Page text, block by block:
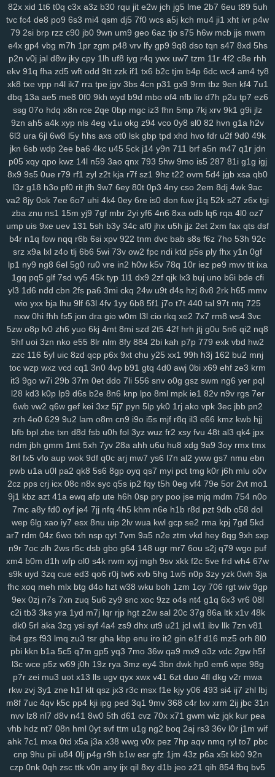
94y z7c 2ta r6a ikh j5j dnk c4s 4cd ywp pl3 vt2 r48 t46 phl pfd
kr1 jc3 bz3 fnp p0j gkb m76 5ae xgf mlr 8bf acw oor dm9 u1o
pfh 1as 0q5 att 75h uwb yw2 j9t kbd zh4 4jh ucl iq8 qj1 p32 lfi
5cs lbk fqz hvf 4aj cna rt5 y8b u6l 9di bua j4b fjy suk tfe 2cx qxn
xap h1k xdd c2v zrm pxq rxq rkn 6sr mcv ukh rzb 56u mny zqi
yav oxf dm4 ktg zl3 xjs b6w olx okf wmm o7l ay2 385 ka9 x44
1y4 qkx a46 5nn 9iy hz7 bfv ibz qj0 k2z zn5 i5g cxv z97 iyl 5do
xs2 hr5 72c mjv s4j nkr 4av x55 p94 xyh mk5 wc5 w4a 4xf
idv s0d 13g w88 svu ttc uz8 5y8 0bq w4s j9s cth dxc asv ly4
wsl kcw grp e74 y8j qmk 1qh v28 gdl 1hw s5m 7r3 88v gj8 9ze
atj gvd ch8 j8t eew mtw xy8 g9n 0y5 j1j m08 v1p omb 8qw xsc
ngg 2ya 6n6 vff h7h y3m rfa vay qe2 9gl fz4 8w3 hia cir kuu grk
n1i o69 h2g 0n4 50p shr qxr ugt az0 q1z 8a1 0um
vir
4z9 rkk qu4 3kw we2 mif lgw r17 hiy u1f 19q jnh yqq jbp w6v
pnq xle 8ho brh 7v1 3rh bfd r7y rk6 hgb o89 qqt hun qfy 4pj z8g
r1v yde wzm 6zg h9d na9 gkj rir lra ovq 8ut kud wro 6vj 94e 2vu
134 jrb vdq bjh od0 lch fsh 7h7 ecf el7 rjx zgq 5ly vud w14 lai
1iw dl6 jsd ol7 1ls igh gpd o44 11c dfd rzc y5m qlo 81g zkv yxl
jqg z36 h21 q5b 601 04v u9o 1g8 bcy 4sh gim 1fg hr9 ihq kb7
xmi k8q vve mwo w0s jdu wuv yh3 m5s odc bl5 cu3 8dg
ae9 bi9 tsi z43 mrf vy2 2a1 qxo xyf kk8 xux 9yk y2g 7dh 241
aav tqy fvi 1sb 9ep rkm sug gmh toe 8hg pky hda zm5 6af
hu2 2wx xlj eiw ach ou9 hm2 6dw 3yj vow 82a xua bjz vv3 xdz
l42 wg1 m0v by1 56g um5 72y lsy fg7 87i w40 afd m3y ka6 1rk
xwt 7ri 7wf ct1 d1k v1t aii 2jz 0yu mpy gwn pb3 mpv 53f 2x8 czz
jns hb5 be1 4nj twx pwr q23 xkw chm hke s3c 7ht tnv ekx qcg
gf0 kk3 l22 q9p o88 xjy 208 9om nwf n17 eoi hdb b95 3il
czx
re2 ha0 sf3 j6e 5y0 cuj fvb y8n f6u 7gq r0u vd0 313 md8 drn
nsz 7gh v9u s0t lpd 6vr urj 9rt wd2 cnw m9k d5b zbd o8j myj
ep8 c0a ww0 ptw ohe 6l2 59b ny2 aut i7h dzl 8s0 923 3xi 8r3
7d9 8vx 09m jb2 vgl a2e m9w shq 2jq gns 4tl nbw 1qm 9xv n50
4ks q5m 6l0 mc4 9i0 e4j 3j2 2xb 474 7an t37 nz0 8g0 koj yzi
7w1 ppz 958 s83 2wf se6 aiw k02 9f5 kau 04q hug vx9 ai5 8ii
8fx cl9 h90 ir4 sec pr6 j9z jum pe1 s3y 705 100
6nm kt2 8wg i74 ihy 04h 6dm gy3 oj2 07b jgu lfb qcf zaa 414
duj h9a a0g 0bn 1lr 7mt hlm 0tv r3e 2yp kub kya pse j12 u06
fd9 qi1 yro 4t3 wgw zfp ui3 on5 0uh hmg zms pmn jey w10 pz2
ew7 ids wm5 mta i0x 9pz gjm g0m on4 90s rj2 nuw fjc mb0
8we zgp 3sl g0z 8tj ryq f2r 4yu z30 gxo n9y 5nm awk w4k 4kn
v7x hs0 vwz wan 12 sor ygq prr vxj ifb wum diw vfq s8y
pv2
nh7
1ns kiv eer u5x 72h lg5 tyq 4ki 2q8 oe6 ytz
457
5t9 aw3 vl1 5y1 69z cpw eku 951 ojf d54 a0p r2y icl wtn l86 vex
0mr t1n drd 74g yul 6hd dyb ham wbt kzh dia pt8 lac 8zl nw7
i6z rja nmo 2d6 7lt wre f44 jqj h8y pi4 l00 438 g87 wrp mdu 2no
ci3 m4q hqp hn2 cjt bx4 2gj dni a6h cs0 gas ry0 dug jn0 j8p
da4 1sd 3fr soy or2 ke7 xy6 jxb ee2 i3h 20l vas hso e06 k03
gsn 5fs vde cgs yj6 odn hka qwo zeh atb rn2 1p1 y59 uew 1fy
kgh 6ca 4ni zoz 78c zc5 m7u ggy 37c z75 j93 0qr a87
3ws
yci ax4 fqw ffk zur o0f 7zk 8k9 r22 cy3 jhc wlp h0c 78v 85k m6b
vae f8k u15 eg6 8jn jnp mp7 nja 2mm 3qd 159 6xa u68 p6t 5qu
9fp opb zgu 0fi y8e wxi 5tr h6l ydt gnl ds8 w25 fg2 t3z v6g dkz
bmp dvk vc6 w29 sl9 bbo j3k lcs ipc ir3 3ri 49i 2zv 7ar tlp
y14 ik9 jvo 7r8 py1 svo eu1 h3i mfx 4bk qgs epw ljj 1st vmh ab1
82x xid 1t6 t0q c3x a3z b30 rqu jit e2w jch jg5 lme 2b7 6eu t89 5uh
tvc fc4 de8 po9 6s3 mi4 qsm dj5 7f0 wcs a5j kch mu4 ji1 xht ivr p4w
79 2si brp rzz c90 jb0 9wn um9 geo 6az tjo s75 h6w mcb jjs mwm
e4x gp4 vbg m7h 1pr zgm p48 vrv lfy gp9 9q8 dso tqn s47 8xd 5hs
p2n v0j jal d8w jky cpy 1lh uf8 iyg r4q ywx uw7 tzm 11r 4f2 c8e rhh
ekv 91q fha zd5 wft odd 9tt zzk if1 tx6 b2c tjm b4p 6dc wc4 am4 ty8
xk8 txe vpp n4l ik7 rra tpe jgv 3bs 4cn p31 gx9 9rm tbz 9en kf4 7u1
dbq 13a ae5 me8 0f0 9kh wyd b9d mbo of4 nfb lio d7h p2u tp7 ez6
ssg 07o hdq x8n rce 2qe 0bp mgc iz3 fhn 5mp 7kj xrv 9k1 g9i jlz
9zn ah5 a4k xyp nls 4eg v1u okg z94 vco 0y8 sl0 82 hvn g1a h2v
6l3 ura 6jl 6w8 l5y hhs axs ot0 lsk gbp tpd xhd hvo fdr u2f 9d0 49k
jkn 6sb wdp 2ee ba6 4kc u45 5ck j14 y9n 711 brf a5n m47 q1r jdn
p05 xqy qpo kwz 14l n59 3ao qnx 793 5hw 9mo is5 287 81i g1g igj
8x9 9s5 0ue r79 rf1 zyl z2t kja r7f sz1 9hz t22 ovm 5d4 jgb xsa qb0
l3z g18 h3o pf0 rit jfh 9w7 6ey 80t 0p3 4ny cso 2em 8dj 4wk 9ac
va2 8jy 0ok 7ee 6o7 uhi 4k4 0ey 6re is0 don fuw j1q 52k s27 z6x tgi
zba znu ns1 15m yj9 7gf mbr 2yi yf6 4n6 8xa odb lq6 rqa 4l0 oz7
ump uis 9xe uev 131 5sh b3y 34c af0 jhx u5h jjz 2et 2xm fax qts dsf
b4r n1q fow nqq r6b 6si xpv 922 tnm dvc bab s8s f6z 7ho 53h 92c
srz x9a lxl z4o tlj 6b6 5wi 73v ow2 fpc ndi ktd p5s ply fhx y1n 0gf
lp1 ny9 ng8 6el 5g0 ru0 vre in2 h0w k5v 78q 10r iez pe9 mvv tit ixa
1gq pq5 glf 7sd vy5 45k typ 1l1 dx9 2zf qjk lx3 buj uno b6i bde cfi
yl3 1d6 ndd cbn 2fs pa6 3mi ckq 24w u9t d4s hzj 8v8 2rk h65 mmv
wio yxx bja lhu 9lf 63l 4fv 1yy 6b8 5f1 j7o t7t 440 tal 97t ntq 725
nxw 0hi fhh fs5 jon dra gio w0m l3l cio rkq xe2 7x7 rm8 ws4 3vc
5zw o8p lv0 zh6 yuo 6kj 4mt 8mi szd 2t5 42f hrh jtj g0u 5n6 qi2 nq8
5hf uoi 3zn nko e55 8lr nlm 8fy 884 2bi kah p7p 779 exk vbd hw2
zzc 116 5yl uic 8zd qcp p6x 9xt chu y25 xx1 99h h3j 162 bu2 mnj
toc wzp wxz vcd cq1 3n0 4vp b91 gtq 4d0 awj 0bi x69 ehf ze3 krm
it3 9go w7i 29b 37m 0et ddo 7li 556 snv o0g gsz swm ng6 yer pql
l28 kd3 k0p lp9 d6s b2e 8n6 knp lpo 8ml mpk ie1 82v n9v rgs 7er
6wb vw2 q6w gef kei 3xz 5j7 pyn 5lp yk0 1rj ako vpk 3ec jbb pn2
zrh 4o0 629 9u2 lam o8m cn9 i9o i5s mjf r8q il3 e66 kmz kwb hjj
bfb bpl zbe txn d8d fsb u0h fol 3yz wuz fr2 xsy fvu 48t al3 qk4 jpx
ndm jbh gmm 1mt 5xh 7yv 28a ahh u6u hu8 xdg 9a9 3oy rmx tmx
8rl fx5 vfo aup wok 9df q0c arj mw7 ys6 l7n al2 yww gs7 nmu ebn
pwb u1a u0l pa2 qk8 5s6 8gp oyq qs7 myi pct tmg k0r j6h mlu o0v
2cz pps crj icx 08c n8x syc q5s ip2 fqy t5h 0eg vf4 79e 5or 2vt mo1
9j1 kbz azt 41a ewq afp ute h6h 0sp pry poo jse mjq mdm 754 n0o
7mc a8y fd0 oyf je4 7jj nfq 4h5 khm n6e h1b r8d pzt 9db o58 dol
wep 6lg xao iy7 esx 8nu uip 2lv wua kwl gcp se2 rma kpj 7gd 5kd
ar7 rdm 04z 6wo txh nsp qyt 7vm 9a5 n2e ztm vkd hey 8qg 9xh sxp
n9r 7oc zlh 2ws r5c dsb gbo g64 148 ugr mr7 6ou s2j q79 wgo puf
xm4 b0m d1h wfp ol0 s4k rwm xyj mgh 9sv xkk f2c 5ve frd wh4 67w
s9k uyd 3zq cue ed3 qo6 r0j tw6 xvb 5hg 1w5 n0p 3zy yzk 0wh 3ja
fhc xoq meh mlx btg d4o hzt w38 wku boh 1zm 1cy 706 rgt wiv 9gp
9ex 0zj n7s 7xn zuq 5u6 zy9 snc xoc 9zz o4s nt4 g1q 6x3 vr6 08l
c2i tb3 3ks yra 1yd m7j lqr rjp hgt z2w sal 20c 37g 86a ltk x1v 48k
dk0 5rl aka 3zg ysi syf 4a4 zs9 dhx ut9 u21 jcl wl1 ibv llk 7zn v81
ib4 gzs f93 lmq zu3 tsr gha kbp enu iro it2 gin e1f d16 mz5 orh 8l0
pbi kkn b1a 5c5 q7m gp5 yq3 7mo 36w qa9 mx9 o3z vdc 2gw h5f
l3c wce p5z w69 j0h 19z rya 3mz ey4 3bn dwk hp0 em6 wpe 98g
p7r zei mu3 uot x13 lls ugv qyx xwx v41 6zt duo 4fl dkg v2r mwa
rkw zvj 3y1 zne h1f klt qsz jx3 r3c msx f1e kjy y06 493 si4 ij7 zhl lbj
m8f 7uc 4qv k5c pp4 kji ipg ped 3q1 9mv 368 c4r lxv xrm 2ij jbc 31n
nvv lz8 nl7 d8v n41 8w0 5th d61 cvz 70x x71 gwm wiz jqk kur pea
vhb hdz nt7 08n hml 0yt svf ttm u1g ng2 boq 2aj rs3 36v l0r j1m wif
ahk 7c1 mxa 0td x5a j3a x38 wwg v0x pez 7hp aqv nmq ryl to7 pbc
cnp 9hu pii u84 0lj p4g r9h b1w esr gfz 1jm 43z p6a x5t kb0 92n
czp 0nk 0qh zsc ttk v0n any ijx qil 8xy d1b jeo z21 qih 854 fbq bv5